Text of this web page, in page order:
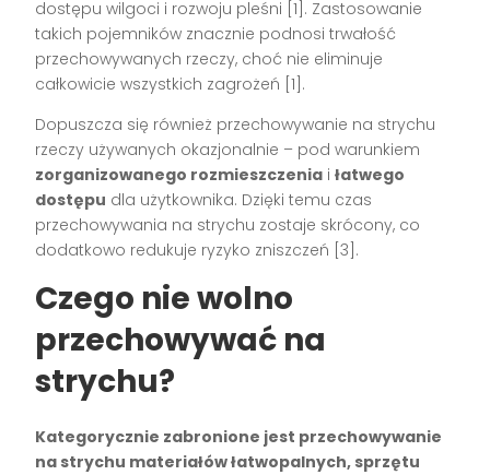
dostępu wilgoci i rozwoju pleśni [1] . Zastosowanie
takich pojemników znacznie podnosi trwałość
przechowywanych rzeczy, choć nie eliminuje
całkowicie wszystkich zagrożeń [1] .
Dopuszcza się również przechowywanie na strychu
rzeczy używanych okazjonalnie – pod warunkiem
zorganizowanego rozmieszczenia iłatwego
dostępu dla użytkownika. Dzięki temu czas
przechowywania na strychu zostaje skrócony, co
dodatkowo redukuje ryzyko zniszczeń [3] .
Czego nie wolno
przechowywać na
strychu?
Kategorycznie zabronione jest przechowywanie
na strychu materiałów łatwopalnych, sprzętu